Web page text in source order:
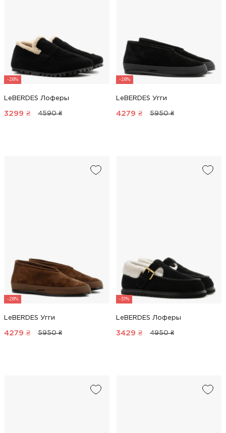
-28%
LeBERDES Лоферы
3299 ₴ 4590 ₴
-28%
LeBERDES Угги
4279 ₴ 5950 ₴
-28%
LeBERDES Угги
4279 ₴ 5950 ₴
-31%
LeBERDES Лоферы
3429 ₴ 4950 ₴